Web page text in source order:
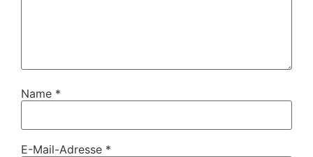
Name *
E-Mail-Adresse *